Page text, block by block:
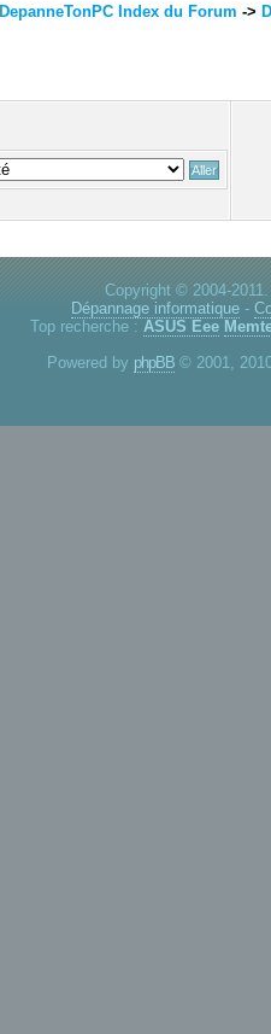
DepanneTonPC Index du Forum ->
Copyright © 2004-
Dépannage informatique -
Top recherche : ASUS Eee
Powered by phpBB © 2001,